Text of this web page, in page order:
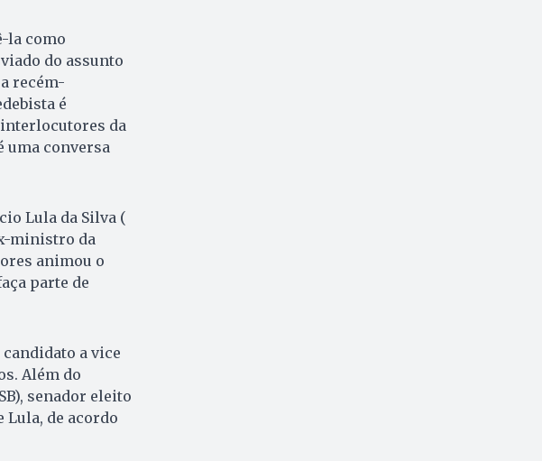
la como
do assunto
recém-
é
da
uma conversa
Lula da Silva (
ministro da
animou o
parte de
a vice
Além do
senador eleito
Lula, de acordo